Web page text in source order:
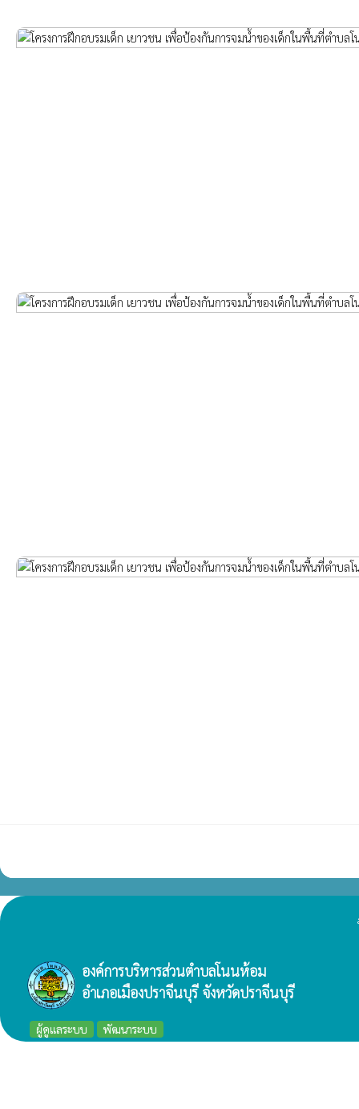
องค์การบริหารส่วนตำบลโนนห้อม
อำเภอเมืองปราจีนบุรี จังหวัดปราจีนบุรี
ผู้ดูแลระบบ พัฒนาระบบ